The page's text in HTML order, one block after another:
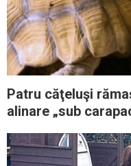
Patru căţeluşi
alinare „sub